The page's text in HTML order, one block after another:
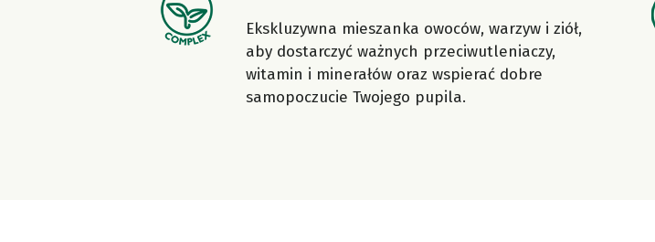
Ekskluzywna mieszanka owoców, warzyw i ziół,
aby dostarczyć ważnych przeciwutleniaczy,
witamin i minerałów oraz wspierać dobre
samopoczucie Twojego pupila.